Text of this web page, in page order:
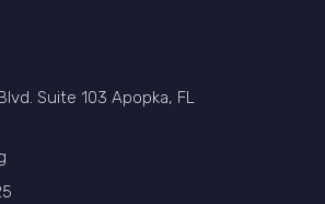
Suite 103 Apopka, FL